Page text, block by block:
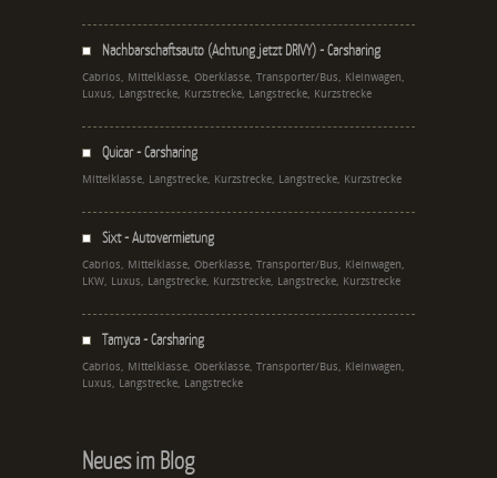
Nachbarschaftsauto (Achtung jetzt DRIVY) - Carsharing
Cabrios, Mittelklasse, Oberklasse, Transporter/Bus, Kleinwagen,
Luxus, Langstrecke, Kurzstrecke, Langstrecke, Kurzstrecke
Quicar - Carsharing
Mittelklasse, Langstrecke, Kurzstrecke, Langstrecke, Kurzstrecke
Sixt - Autovermietung
Cabrios, Mittelklasse, Oberklasse, Transporter/Bus, Kleinwagen,
LKW, Luxus, Langstrecke, Kurzstrecke, Langstrecke, Kurzstrecke
Tamyca - Carsharing
Cabrios, Mittelklasse, Oberklasse, Transporter/Bus, Kleinwagen,
Luxus, Langstrecke, Langstrecke
Neues im Blog